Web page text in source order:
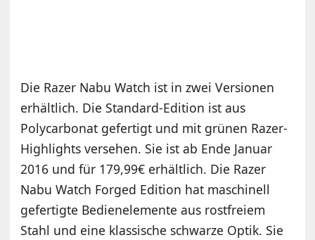
Die Razer Nabu Watch ist in zwei Versionen
erhältlich. Die Standard-Edition ist aus
Polycarbonat gefertigt und mit grünen Razer-
Highlights versehen. Sie ist ab Ende Januar
2016 und für 179,99€ erhältlich. Die Razer
Nabu Watch Forged Edition hat maschinell
gefertigte Bedienelemente aus rostfreiem
Stahl und eine klassische schwarze Optik. Sie